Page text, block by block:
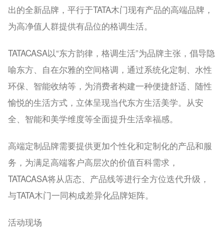
出的全新品牌，平行于TATA木门现有产品的高端品牌，
为高净值人群提供有品位的格调生活。
TATACASA以“东方韵律，格调生活”为品牌主张，倡导隐
喻东方、自在尔雅的空间格调，通过系统化定制、水性
环保、智能收纳等，为消费者构建一种便捷舒适、随性
愉悦的生活方式，立体呈现当代东方生活美学。从安
全、智能和美学维度等全面提升生活幸福感。
高端定制品牌需要提供更加个性化和定制化的产品和服
务，为满足高端客户高层次的价值百科需求，
TATACASA将从店态、产品线等进行全方位迭代升级，
与TATA木门一同构成差异化品牌矩阵。
活动现场